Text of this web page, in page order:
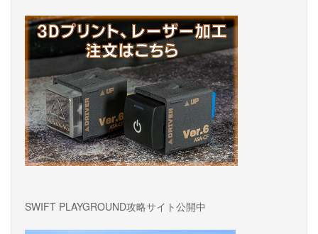
送
り
SWIFT PLAYGROUND攻略サイト公開中